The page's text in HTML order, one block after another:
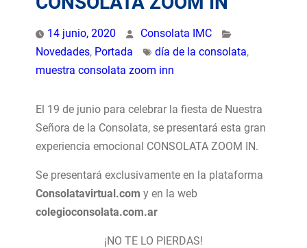
14 junio, 2020
Consolata IMC
Novedades, Portada día de la consolata,
muestra consolata zoom inn
El 19 de junio para celebrar la fiesta de Nuestra
Señora de la Consolata, se presentará esta gran
experiencia emocional CONSOLATA ZOOM IN.
Se presentará exclusivamente en la plataforma
Consolatavirtual.com y en la web
colegioconsolata.com.ar
¡NO TE LO PIERDAS!